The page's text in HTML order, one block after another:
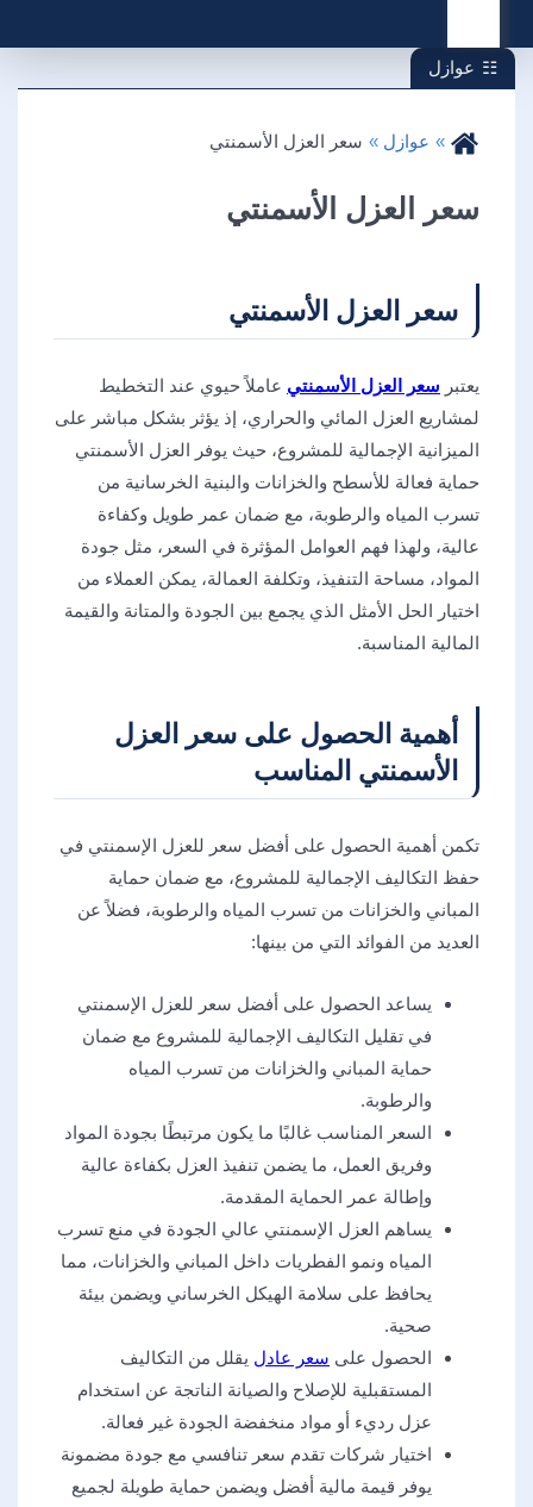
القائمة
عوازل
عوازل سعر العزل الأسمنتي
سعر العزل الأسمنتي
سعر العزل الأسمنتي
يعتبر سعر العزل الأسمنتي عاملاً حيوي عند التخطيط
لمشاريع العزل المائي والحراري، إذ يؤثر بشكل مباشر على
الميزانية الإجمالية للمشروع، حيث يوفر العزل الأسمنتي
حماية فعالة للأسطح والخزانات والبنية الخرسانية من
تسرب المياه والرطوبة، مع ضمان عمر طويل وكفاءة
عالية، ولهذا فهم العوامل المؤثرة في السعر، مثل جودة
المواد، مساحة التنفيذ، وتكلفة العمالة، يمكن العملاء من
اختيار الحل الأمثل الذي يجمع بين الجودة والمتانة والقيمة
المالية المناسبة.
أهمية الحصول على سعر العزل
الأسمنتي المناسب
تكمن أهمية الحصول على أفضل سعر للعزل الإسمنتي في
حفظ التكاليف الإجمالية للمشروع، مع ضمان حماية
المباني والخزانات من تسرب المياه والرطوبة، فضلاً عن
العديد من الفوائد التي من بينها:
يساعد الحصول على أفضل سعر للعزل الإسمنتي
في تقليل التكاليف الإجمالية للمشروع مع ضمان
حماية المباني والخزانات من تسرب المياه
والرطوبة.
السعر المناسب غالبًا ما يكون مرتبطًا بجودة المواد
وفريق العمل، ما يضمن تنفيذ العزل بكفاءة عالية
وإطالة عمر الحماية المقدمة.
يساهم العزل الإسمنتي عالي الجودة في منع تسرب
المياه ونمو الفطريات داخل المباني والخزانات، مما
يحافظ على سلامة الهيكل الخرساني ويضمن بيئة
صحية.
الحصول على سعر عادل يقلل من التكاليف
المستقبلية للإصلاح والصيانة الناتجة عن استخدام
عزل رديء أو مواد منخفضة الجودة غير فعالة.
اختيار شركات تقدم سعر تنافسي مع جودة مضمونة
يوفر قيمة مالية أفضل ويضمن حماية طويلة لجميع